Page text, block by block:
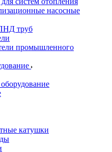
насосные
труб
промышленного
катушки